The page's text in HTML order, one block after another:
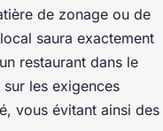
de zonage ou de
saura exactement
restaurant dans le
les exigences
vous évitant ainsi des